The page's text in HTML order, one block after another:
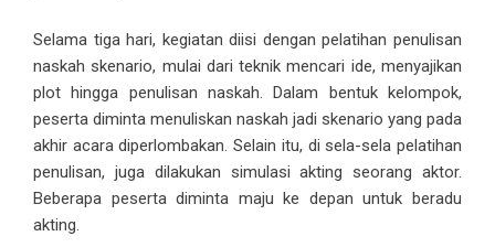
Selama tiga hari, kegiatan diisi dengan pelatihan penulisan
naskah skenario, mulai dari teknik mencari ide, menyajikan
plot hingga penulisan naskah. Dalam bentuk kelompok,
peserta diminta menuliskan naskah jadi skenario yang pada
akhir acara diperlombakan. Selain itu, di sela-sela pelatihan
penulisan, juga dilakukan simulasi akting seorang aktor.
Beberapa peserta diminta maju ke depan untuk beradu
akting.